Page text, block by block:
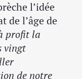
l’idée
de l’âge de
profit la
vingt
de notre